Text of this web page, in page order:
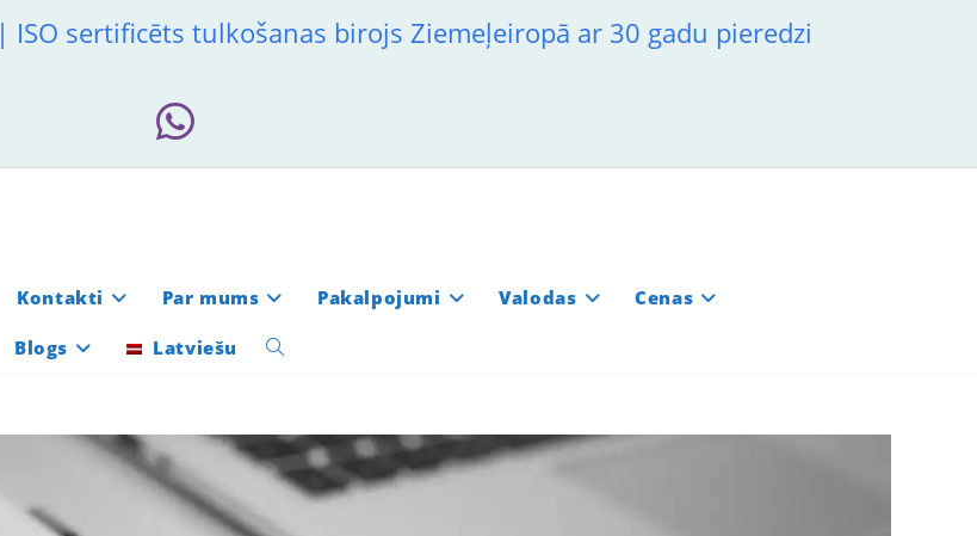
| ISO sertificēts tulkošanas birojs Ziemeļeiropā ar 30 gadu pieredzi
Kontakti Par mums Pakalpojumi Valodas
Cenas
Blogs Latviešu Toggle
search